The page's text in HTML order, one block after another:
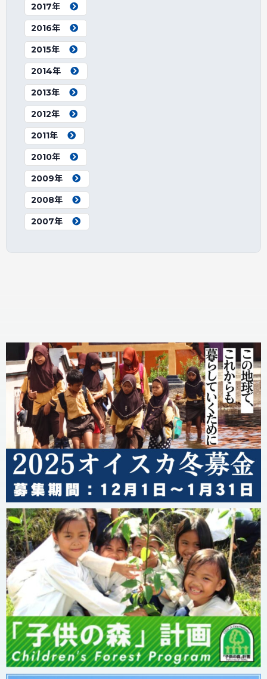
2017年
2016年
2015年
2014年
2013年
2012年
2011年
2010年
2009年
2008年
2007年